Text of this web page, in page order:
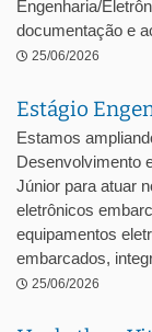
Engenharia/
documentação e
25/06/2026
Estágio
Estamos
Desenvolvimento
Júnior para atuar
eletrônicos
equipamentos
embarcados,
25/06/2026